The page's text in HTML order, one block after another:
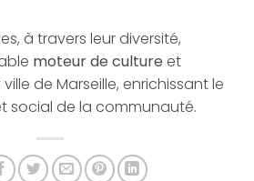
à travers leur diversité,
moteur de culture et
de Marseille, enrichissant le
social de la communauté.